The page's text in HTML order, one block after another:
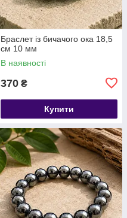
Браслет із бичачого ока 18,5
см 10 мм
В наявності
370 ₴
Купити